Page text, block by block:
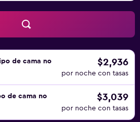
de cama no
$2,936
por noche con tasas
de cama no
$3,039
por noche con tasas